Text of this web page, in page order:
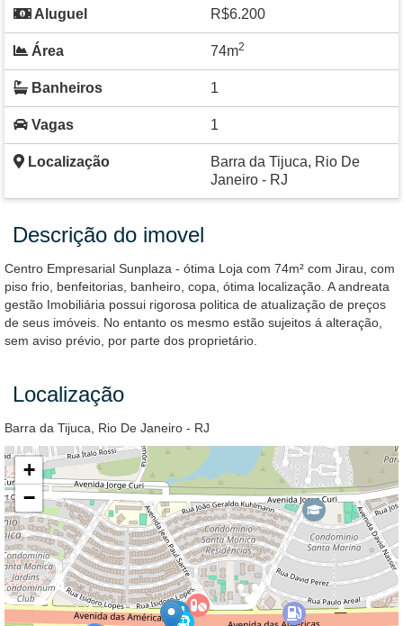
Aluguel R$6.200
Área 74m2
Banheiros 1
Vagas 1
Localização
Barra da Tijuca, Rio De
Janeiro - RJ
Descrição do imovel
Centro Empresarial Sunplaza - ótima Loja com 74m² com Jirau, com
piso frio, benfeitorias, banheiro, copa, ótima localização. A andreata
gestão Imobiliária possui rigorosa politica de atualização de preços
de seus imóveis. No entanto os mesmo estão sujeitos á alteração,
sem aviso prévio, por parte dos proprietário.
Localização
Barra da Tijuca, Rio De Janeiro - RJ
+
−